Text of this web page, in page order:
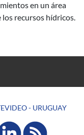
en un área
recursos hídricos.
- URUGUAY